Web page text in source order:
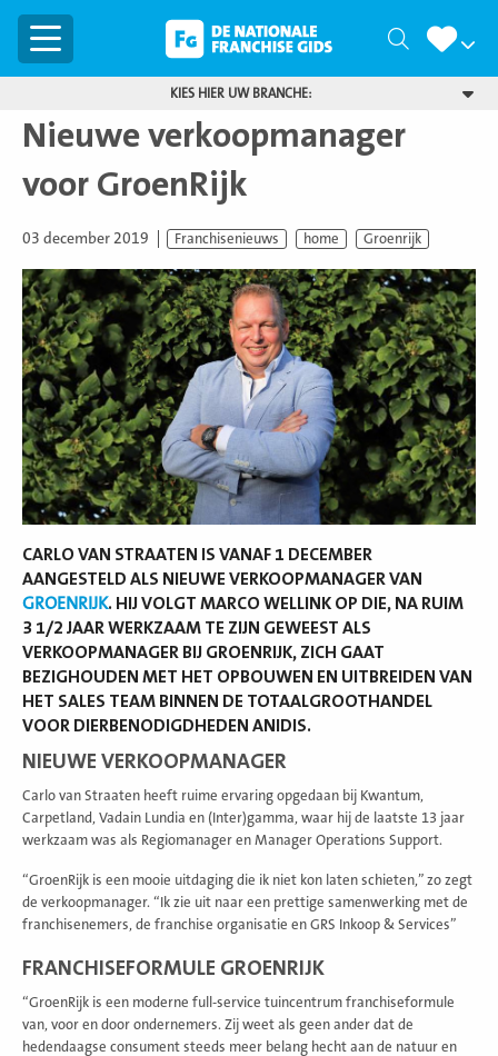
Menu Zoeken
KIES HIER UW BRANCHE:
Nieuwe verkoopmanager
voor GroenRijk
03 december 2019 Franchisenieuws home Groenrijk
CARLO VAN STRAATEN IS VANAF 1 DECEMBER
AANGESTELD ALS NIEUWE VERKOOPMANAGER VAN
GROENRIJK. HIJ VOLGT MARCO WELLINK OP DIE, NA RUIM
3 1/2 JAAR WERKZAAM TE ZIJN GEWEEST ALS
VERKOOPMANAGER BIJ GROENRIJK, ZICH GAAT
BEZIGHOUDEN MET HET OPBOUWEN EN UITBREIDEN VAN
HET SALES TEAM BINNEN DE TOTAALGROOTHANDEL
VOOR DIERBENODIGDHEDEN ANIDIS.
NIEUWE VERKOOPMANAGER
Carlo van Straaten heeft ruime ervaring opgedaan bij Kwantum,
Carpetland, Vadain Lundia en (Inter)gamma, waar hij de laatste 13 jaar
werkzaam was als Regiomanager en Manager Operations Support.
“GroenRijk is een mooie uitdaging die ik niet kon laten schieten,” zo zegt
de verkoopmanager. “Ik zie uit naar een prettige samenwerking met de
franchisenemers, de franchise organisatie en GRS Inkoop & Services”
FRANCHISEFORMULE GROENRIJK
“GroenRijk is een moderne full-service tuincentrum franchiseformule
van, voor en door ondernemers. Zij weet als geen ander dat de
hedendaagse consument steeds meer belang hecht aan de natuur en